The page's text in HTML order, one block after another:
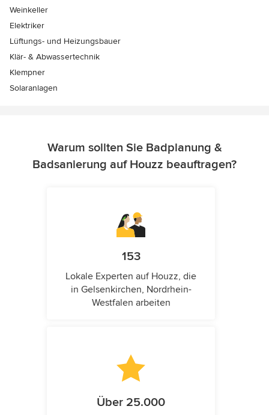
Weinkeller
Elektriker
Lüftungs- und Heizungsbauer
Klär- & Abwassertechnik
Klempner
Solaranlagen
Warum sollten Sie Badplanung &
Badsanierung auf Houzz beauftragen?
153
Lokale Experten auf Houzz, die
in Gelsenkirchen, Nordrhein-
Westfalen arbeiten
Über 25.000